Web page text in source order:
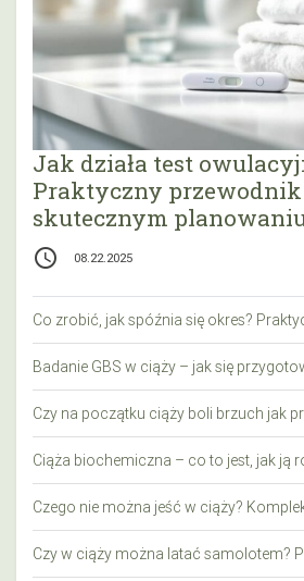
Jak działa test
Praktyczny przewodnik
skutecznym
access_time 08.22.2025